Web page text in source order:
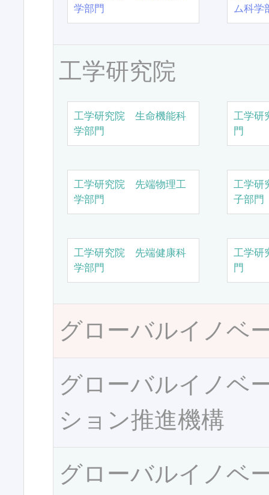
学部門
ム科学
工学研究院
工学研究院 生命機能科
学部門
工学研
門
工学研究院 先端物理工
学部門
工学研
子部門
工学研究院 先端健康科
学部門
工学研
門
グローバルイノベ
グローバルイノベ
ション推進機構
グローバルイノベ